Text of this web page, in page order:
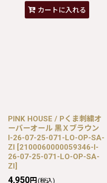
カートに入れる
PINK HOUSE / Pくま刺繍オ
ーバーオール 黒Ｘブラウン
I-26-07-25-071-LO-OP-SA-
ZI [2100060000059346-I-
26-07-25-071-LO-OP-SA-
ZI]
4,950円 (税込)